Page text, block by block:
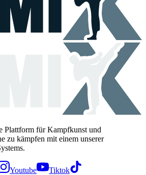
Plattform für Kampfkunst und
zu kämpfen mit einem unserer
Youtube Tiktok